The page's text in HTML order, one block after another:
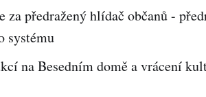
za předražený hlídač občanů -
systému
na Besedním domě a vrácení